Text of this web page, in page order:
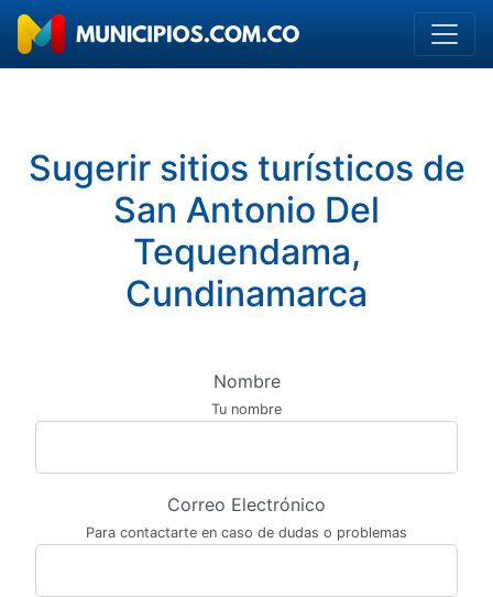
Sugerir sitios turísticos de
San Antonio Del
Tequendama,
Cundinamarca
Nombre
Tu nombre
Correo Electrónico
Para contactarte en caso de dudas o problemas